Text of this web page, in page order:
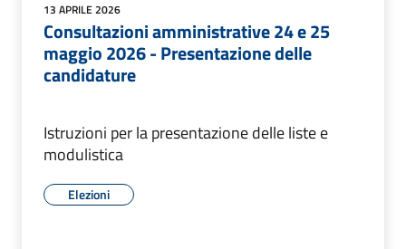
13 APRILE 2026
Consultazioni amministrative 24 e 25
maggio 2026 - Presentazione delle
candidature
Istruzioni per la presentazione delle liste e
modulistica
Elezioni